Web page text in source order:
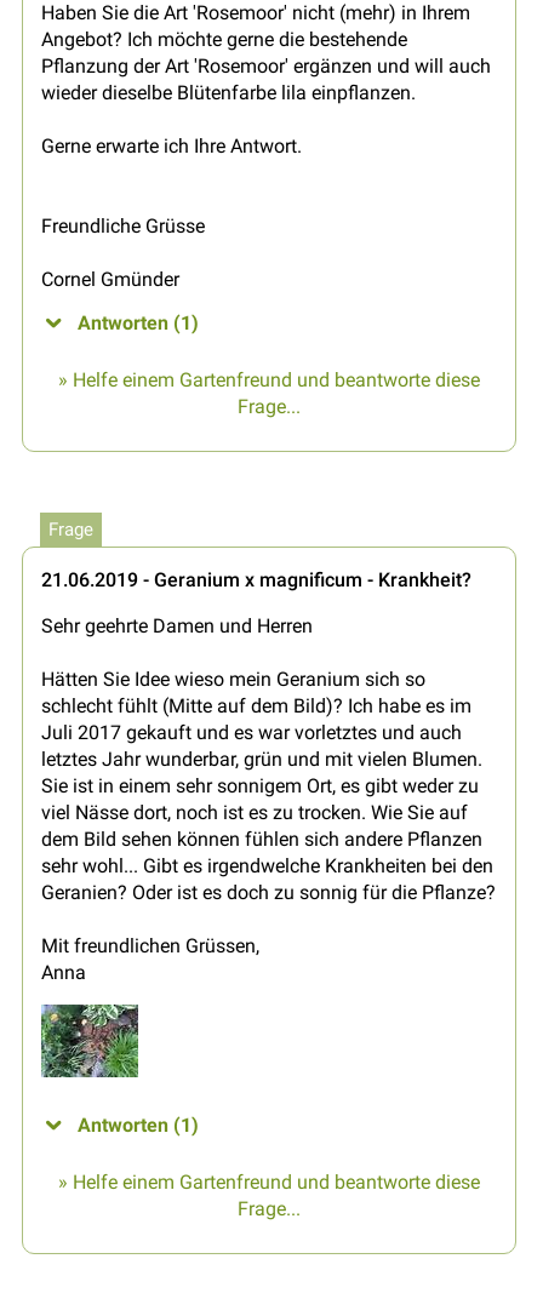
Haben Sie die Art 'Rosemoor' nicht (mehr) in Ihrem
Angebot? Ich möchte gerne die bestehende
Pflanzung der Art 'Rosemoor' ergänzen und will auch
wieder dieselbe Blütenfarbe lila einpflanzen.
Gerne erwarte ich Ihre Antwort.
Freundliche Grüsse
Cornel Gmünder
Antworten (1)
» Helfe einem Gartenfreund und beantworte diese
Frage...
Frage
21.06.2019 - Geranium x magnificum - Krankheit?
Sehr geehrte Damen und Herren
Hätten Sie Idee wieso mein Geranium sich so
schlecht fühlt (Mitte auf dem Bild)? Ich habe es im
Juli 2017 gekauft und es war vorletztes und auch
letztes Jahr wunderbar, grün und mit vielen Blumen.
Sie ist in einem sehr sonnigem Ort, es gibt weder zu
viel Nässe dort, noch ist es zu trocken. Wie Sie auf
dem Bild sehen können fühlen sich andere Pflanzen
sehr wohl... Gibt es irgendwelche Krankheiten bei den
Geranien? Oder ist es doch zu sonnig für die Pflanze?
Mit freundlichen Grüssen,
Anna
Antworten (1)
» Helfe einem Gartenfreund und beantworte diese
Frage...